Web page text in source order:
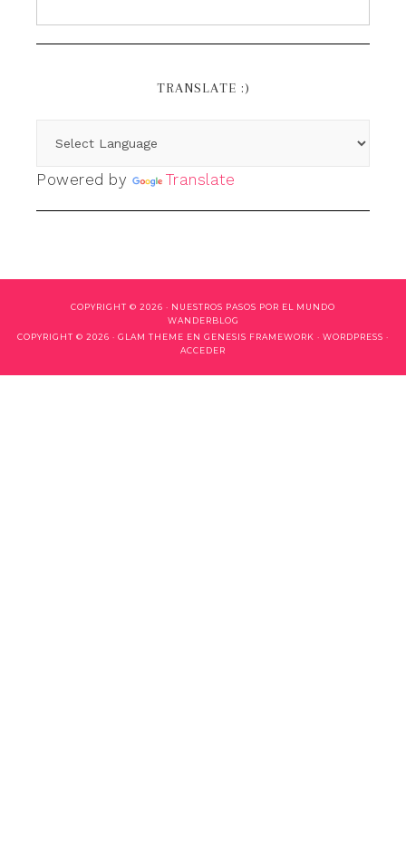
TRANSLATE :)
Powered by Translate
COPYRIGHT © 2026 · NUESTROS PASOS POR EL MUNDO
WANDERBLOG
COPYRIGHT © 2026 · GLAM THEME EN GENESIS FRAMEWORK · WORDPRESS ·
ACCEDER